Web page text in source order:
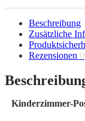
Beschreibung
Zusätzliche
Rezensionen 0
Kinderzimmer-